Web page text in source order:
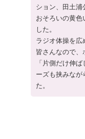
ション、田土浦
おそろいの黄色
した。
ラジオ体操を広
皆さんなので、
「片側だけ伸
ーズも挟みなが
た。